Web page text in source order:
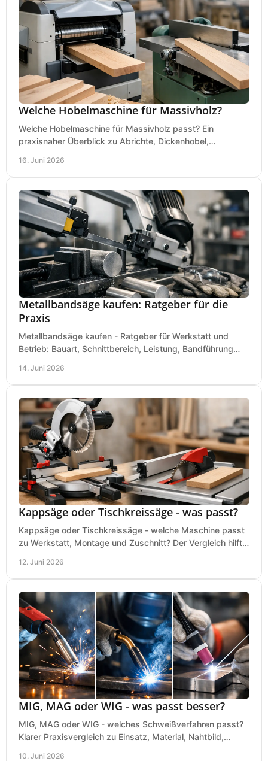
Welche Hobelmaschine für Massivholz?
Welche Hobelmaschine für Massivholz passt? Ein
praxisnaher Überblick zu Abrichte, Dickenhobel,
16. Juni 2026
Metallbandsäge kaufen: Ratgeber für die
Praxis
Metallbandsäge kaufen - Ratgeber für Werkstatt und
Betrieb: Bauart, Schnittbereich, Leistung, Bandführung
14. Juni 2026
Kappsäge oder Tischkreissäge - was passt?
Kappsäge oder Tischkreissäge - welche Maschine passt
zu Werkstatt, Montage und Zuschnitt? Der Vergleich hilft
12. Juni 2026
MIG, MAG oder WIG - was passt besser?
MIG, MAG oder WIG - welches Schweißverfahren passt?
Klarer Praxisvergleich zu Einsatz, Material, Nahtbild,
10. Juni 2026